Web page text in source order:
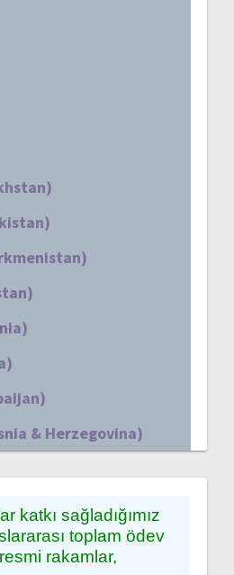
& Herzegovina)
katkı sağladığımız
toplam ödev
resmi rakamlar,